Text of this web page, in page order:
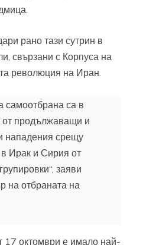
рано тази сутрин в
свързани с Корпуса на
революция на Иран.
самоотбрана са в
от продължаващи и
нападения срещу
Ирак и Сирия от
заяви
на отбраната на
17 октомври е имало най-